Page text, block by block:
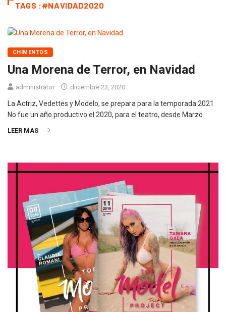
TAGS :#NAVIDAD2020
CHIMENTOS
Una Morena de Terror, en Navidad
administrator diciembre 23, 2020
La Actriz, Vedettes y Modelo, se prepara para la temporada 2021
No fue un año productivo el 2020, para el teatro, desde Marzo
LEER MAS